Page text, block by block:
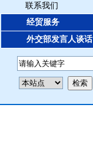
联系我们
经贸服务
外交部发言人谈话